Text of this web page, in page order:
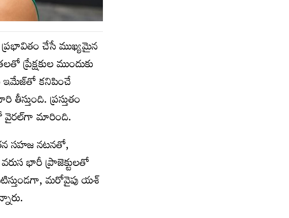
చేసే ముఖ్యమైన
ముందుకు
ఇమేజ్‌తో కనిపించే
ప్రస్తుతం
వైరల్‌గా మారింది.
తన సహజ నటనతో,
భారీ ప్రాజెక్టులతో
మరోవైపు యశ్